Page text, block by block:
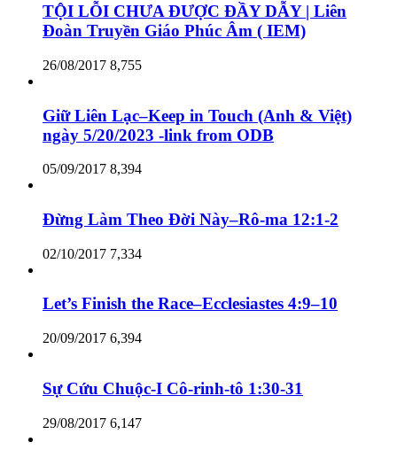
TỘI LỖI CHƯA ĐƯỢC ĐẦY DẪY | Liên
Đoàn Truyền Giáo Phúc Âm ( IEM)
26/08/2017 8,755
Giữ Liên Lạc–Keep in Touch (Anh & Việt)
ngày 5/20/2023 -link from ODB
05/09/2017 8,394
Đừng Làm Theo Đời Này–Rô-ma 12:1-2
02/10/2017 7,334
Let’s Finish the Race–Ecclesiastes 4:9–10
20/09/2017 6,394
Sự Cứu Chuộc-I Cô-rinh-tô 1:30-31
29/08/2017 6,147